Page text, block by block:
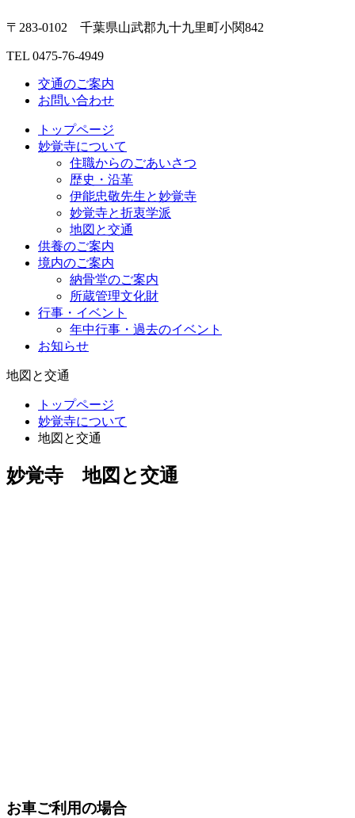
〒283-0102 千葉県山武郡九十九里町小関842
TEL 0475-76-4949
交通のご案内
お問い合わせ
トップページ
妙覚寺について
住職からのごあいさつ
歴史・沿革
伊能忠敬先生と妙覚寺
妙覚寺と折衷学派
地図と交通
供養のご案内
境内のご案内
納骨堂のご案内
所蔵管理文化財
行事・イベント
年中行事・過去のイベント
お知らせ
地図と交通
トップページ
妙覚寺について
地図と交通
妙覚寺 地図と交通
お車ご利用の場合